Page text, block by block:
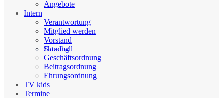
Handball
Angebote
Intern
Verantwortung
Mitglied werden
Vorstand
Satzung
Geschäftsordnung
Beitragsordnung
Ehrungsordnung
TV kids
Termine